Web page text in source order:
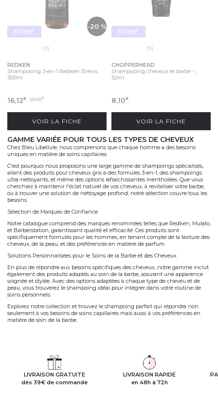
ÉPUISÉ
-20 %
(3)
REDKEN
Shampooing 3-en-1 Redken Brews
300ml
16,12€ 20,15€
VOIR LA FICHE
ÉPUISÉ
(5)
CHOPPERHEAD
Shampooing cheveux et barbe -...
50ml
8,10€
VOIR LA FICHE
GAMME VARIÉE POUR TOUS LES TYPES DE CHEVEUX
Chez Bleu Libellule, nous comprenons que chaque homme a des besoins
uniques en matière de soins capillaires.
C'est pourquoi nous proposons une large gamme de shampoings spécialisés,
allant des produits pour cheveux gris à des formules 3-en-1, des shampoings
ultra-nettoyants, et même des options rafraîchissantes mentholées. Que vous
cherchiez à maintenir l'éclat naturel de vos cheveux, à revitaliser votre barbe,
ou à trouver une solution de nettoyage profond, notre sélection couvre tous les
besoins.
Sélection de Marques de Confiance
Notre catalogue comprend des marques renommées telles que Redken, Mulato,
et Barberstation, garantissant qualité et efficacité. Ces produits sont
spécifiquement formulés pour les hommes, en tenant compte de la texture des
cheveux, de la peau, et des préférences en matière de parfum.
Solutions Personnalisées pour le Soins de la Barbe et des Cheveux
En plus de répondre aux besoins spécifiques des cheveux, notre gamme inclut
également des produits adaptés au soin de la barbe, assurant une apparence
soignée et stylée. Avec des options adaptées à chaque type de cheveu et de
peau, vous trouverez le shampoing idéal pour intégrer dans votre routine de
soins personnels.
Explorez notre collection et trouvez le shampoing parfait qui répondra non
seulement à vos besoins de soins capillaires mais aussi à vos préférences en
matière de soin de la barbe.
LIVRAISON GRATUITE
dès 39€ de commande
LIVRAISON RAPIDE
en 48h à 72h